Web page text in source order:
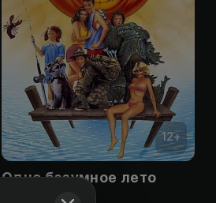
12+
Одно безумное лето